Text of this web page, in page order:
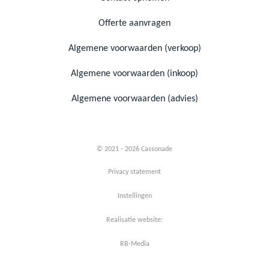
Offerte aanvragen
Algemene voorwaarden (verkoop)
Algemene voorwaarden (inkoop)
Algemene voorwaarden (advies)
© 2021 - 2026 Cassonade
Privacy statement
Instellingen
Realisatie website:
RB-Media